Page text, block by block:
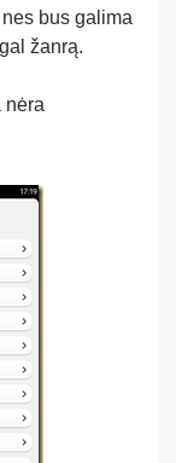
bus galima
žanrą.
nėra